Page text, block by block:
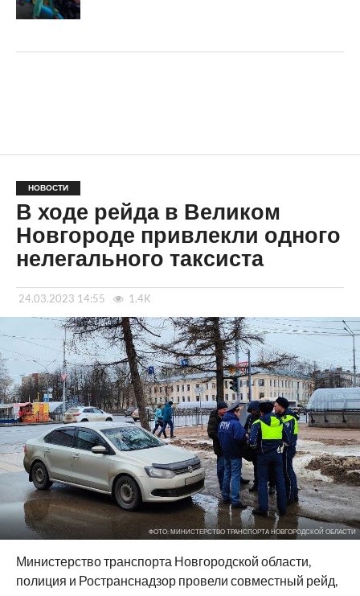
НОВОСТИ
В ходе рейда в Великом
Новгороде привлекли одного
нелегального таксиста
24.03.2023 14:55 1.4K
ФОТО: МИНИСТЕРСТВО ТРАНСПОРТА НОВГОРОДСКОЙ ОБЛАСТИ
Министерство транспорта Новгородской области,
полиция и Ространснадзор провели совместный рейд,